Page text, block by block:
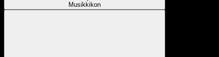
Musikkikon